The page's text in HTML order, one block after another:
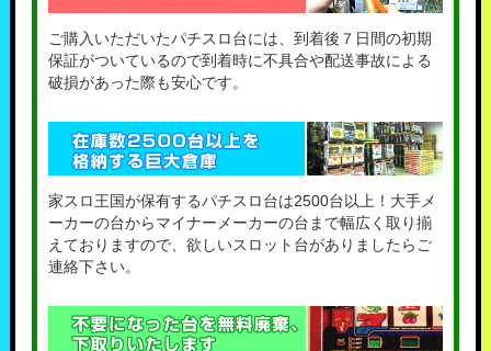
ご購入いただいたパチスロ台には、到着後７日間の初期
保証がついているので到着時に不具合や配送事故による
破損があった際も安心です。
家スロ王国が保有するパチスロ台は2500台以上！大手メ
ーカーの台からマイナーメーカーの台まで幅広く取り揃
えておりますので、欲しいスロット台がありましたらご
連絡下さい。